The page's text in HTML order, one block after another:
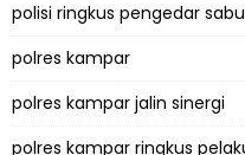
polisi ringkus pengedar sabu
polres kampar
polres kampar jalin sinergi
polres kampar ringkus